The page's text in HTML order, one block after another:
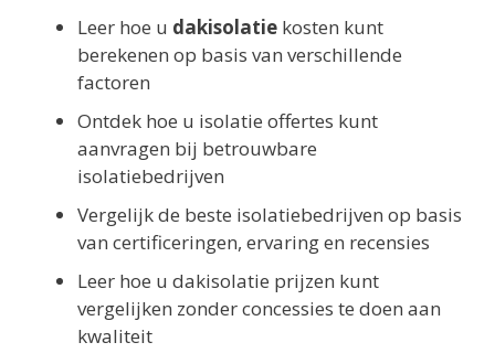
Leer hoe u dakisolatie kosten kunt
berekenen op basis van verschillende
factoren
Ontdek hoe u isolatie offertes kunt
aanvragen bij betrouwbare
isolatiebedrijven
Vergelijk de beste isolatiebedrijven op basis
van certificeringen, ervaring en recensies
Leer hoe u dakisolatie prijzen kunt
vergelijken zonder concessies te doen aan
kwaliteit